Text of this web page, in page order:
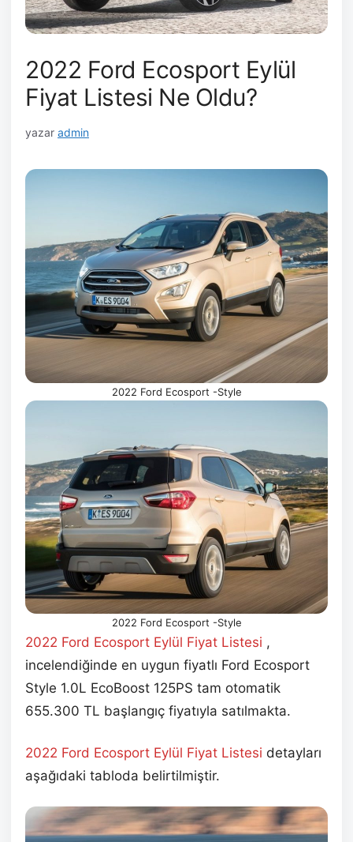
2022 Ford Ecosport Eylül
Fiyat Listesi Ne Oldu?
yazar admin
2022 Ford Ecosport -Style
2022 Ford Ecosport -Style
2022 Ford Ecosport Eylül Fiyat Listesi ,
incelendiğinde en uygun fiyatlı Ford Ecosport
Style 1.0L EcoBoost 125PS tam otomatik
655.300 TL başlangıç fiyatıyla satılmakta.
2022 Ford Ecosport Eylül Fiyat Listesi detayları
aşağıdaki tabloda belirtilmiştir.